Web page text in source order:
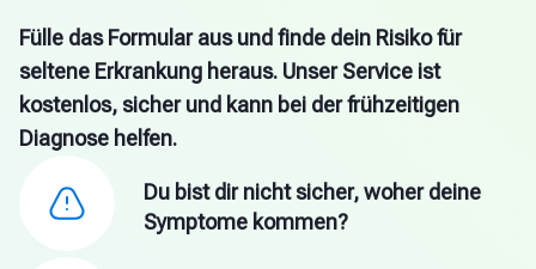
Fülle das Formular aus und finde dein Risiko für
seltene Erkrankung heraus. Unser Service ist
kostenlos, sicher und kann bei der frühzeitigen
Diagnose helfen.
Du bist dir nicht sicher, woher deine
Symptome kommen?